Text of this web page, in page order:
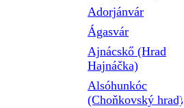
Adorjánvár
Ágasvár
Ajnácskő (Hrad
Hajnáčka)
Alsóhunkóc
(Choňkovský hrad)